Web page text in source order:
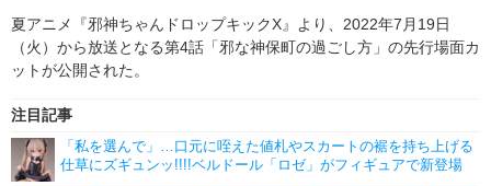
ゲーム 座談会
アニメ！アニメ！TV ABEMA Cafe
夏アニメ『邪神ちゃんドロップキックX』より、2022年7月19日
（火）から放送となる第4話「邪な神保町の過ごし方」の先行場面カ
ットが公開された。
注目記事
「私を選んで」…口元に咥えた値札やスカートの裾を持ち上げる
仕草にズギュンッ!!!!ベルドール「ロゼ」がフィギュアで新登場